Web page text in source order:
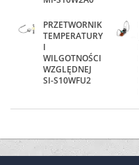
PRZETWORNIK
TEMPERATURY
I
WILGOTNOŚCI
WZGLĘDNEJ
SI-S10WFU2